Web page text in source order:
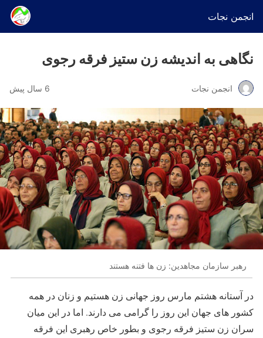
انجمن نجات
نگاهی به اندیشه زن ستیز فرقه رجوی
انجمن نجات 6 سال پیش
رهبر سازمان مجاهدین: زن ها فتنه هستند
در آستانه هشتم مارس روز جهانی زن هستیم و زنان در همه
کشور های جهان این روز را گرامی می دارند. اما در این میان
سران زن ستیز فرقه رجوی و بطور خاص رهبری این فرقه